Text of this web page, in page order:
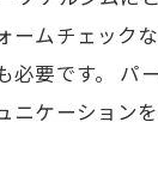
ームチェック
必要です。 パ
ニケーション